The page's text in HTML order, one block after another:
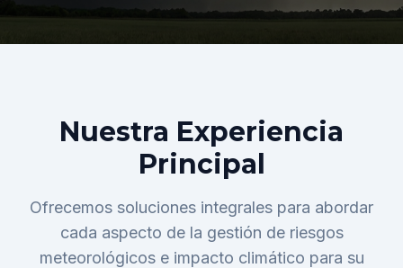
Nuestra Experiencia
Principal
Ofrecemos soluciones integrales para abordar
cada aspecto de la gestión de riesgos
meteorológicos e impacto climático para su